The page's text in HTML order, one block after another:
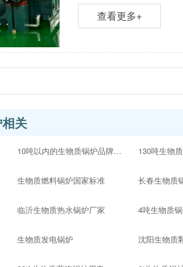
查看更多+
关
10吨以内的生物质锅炉品牌十大排名
生物质燃料锅炉国家标准
临沂生物质热水锅炉厂家
生物质发电锅炉
130吨生物
长春生物质
4吨生物质
沈阳生物质